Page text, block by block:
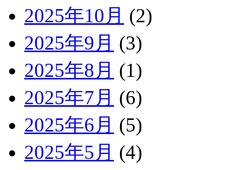
2025年10月 (2)
2025年9月 (3)
2025年8月 (1)
2025年7月 (6)
2025年6月 (5)
2025年5月 (4)